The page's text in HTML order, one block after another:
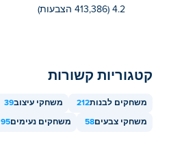
4.2 (413,386 הצבעות)
קטגוריות קשורות
משחקים לבנות212 משחקי עיצוב39
משחקי צבעים58 משחקים נעימים95